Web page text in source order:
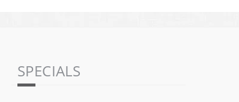
SPECIALS